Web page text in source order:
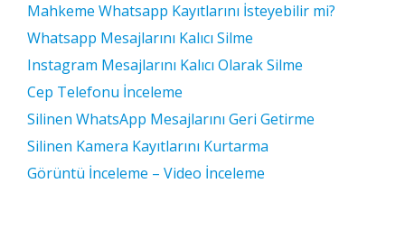
Mahkeme Whatsapp Kayıtlarını İsteyebilir mi?
Whatsapp Mesajlarını Kalıcı Silme
Instagram Mesajlarını Kalıcı Olarak Silme
Cep Telefonu İnceleme
Silinen WhatsApp Mesajlarını Geri Getirme
Silinen Kamera Kayıtlarını Kurtarma
Görüntü İnceleme – Video İnceleme